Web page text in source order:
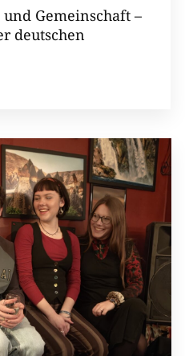
Gemeinschaft –
deutschen